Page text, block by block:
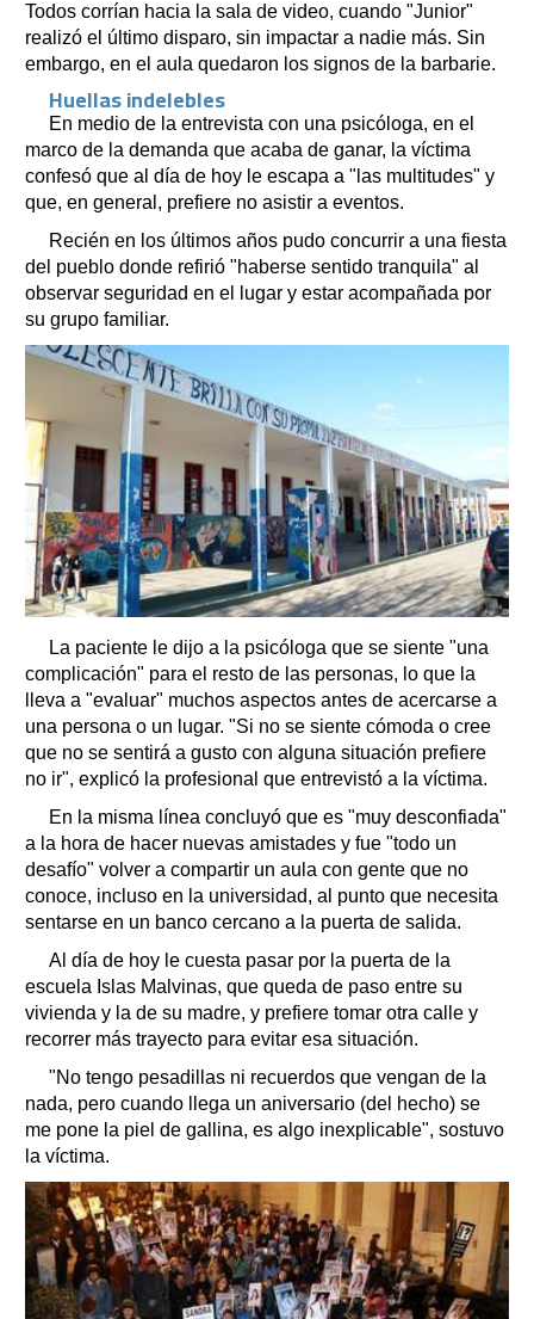
Todos corrían hacia la sala de video, cuando "Junior"
realizó el último disparo, sin impactar a nadie más. Sin
embargo, en el aula quedaron los signos de la barbarie.
Huellas indelebles
En medio de la entrevista con una psicóloga, en el
marco de la demanda que acaba de ganar, la víctima
confesó que al día de hoy le escapa a "las multitudes" y
que, en general, prefiere no asistir a eventos.
Recién en los últimos años pudo concurrir a una fiesta
del pueblo donde refirió "haberse sentido tranquila" al
observar seguridad en el lugar y estar acompañada por
su grupo familiar.
La paciente le dijo a la psicóloga que se siente "una
complicación" para el resto de las personas, lo que la
lleva a "evaluar" muchos aspectos antes de acercarse a
una persona o un lugar. "Si no se siente cómoda o cree
que no se sentirá a gusto con alguna situación prefiere
no ir", explicó la profesional que entrevistó a la víctima.
En la misma línea concluyó que es "muy desconfiada"
a la hora de hacer nuevas amistades y fue "todo un
desafío" volver a compartir un aula con gente que no
conoce, incluso en la universidad, al punto que necesita
sentarse en un banco cercano a la puerta de salida.
Al día de hoy le cuesta pasar por la puerta de la
escuela Islas Malvinas, que queda de paso entre su
vivienda y la de su madre, y prefiere tomar otra calle y
recorrer más trayecto para evitar esa situación.
"No tengo pesadillas ni recuerdos que vengan de la
nada, pero cuando llega un aniversario (del hecho) se
me pone la piel de gallina, es algo inexplicable", sostuvo
la víctima.